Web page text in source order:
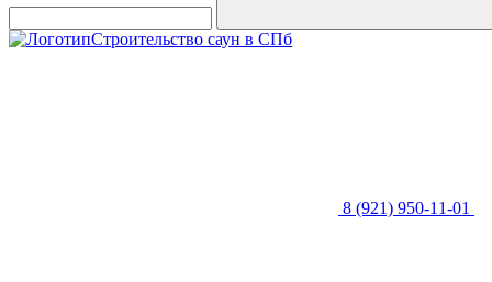
Строительство саун в СПб
8 (921) 950-11-01